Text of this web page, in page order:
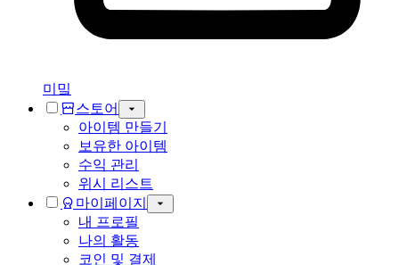
미밐
스토어
아이템 만들기
보유한 아이템
수익 관리
위시 리스트
마이페이지
내 프로필
나의 활동
코인 및 결제